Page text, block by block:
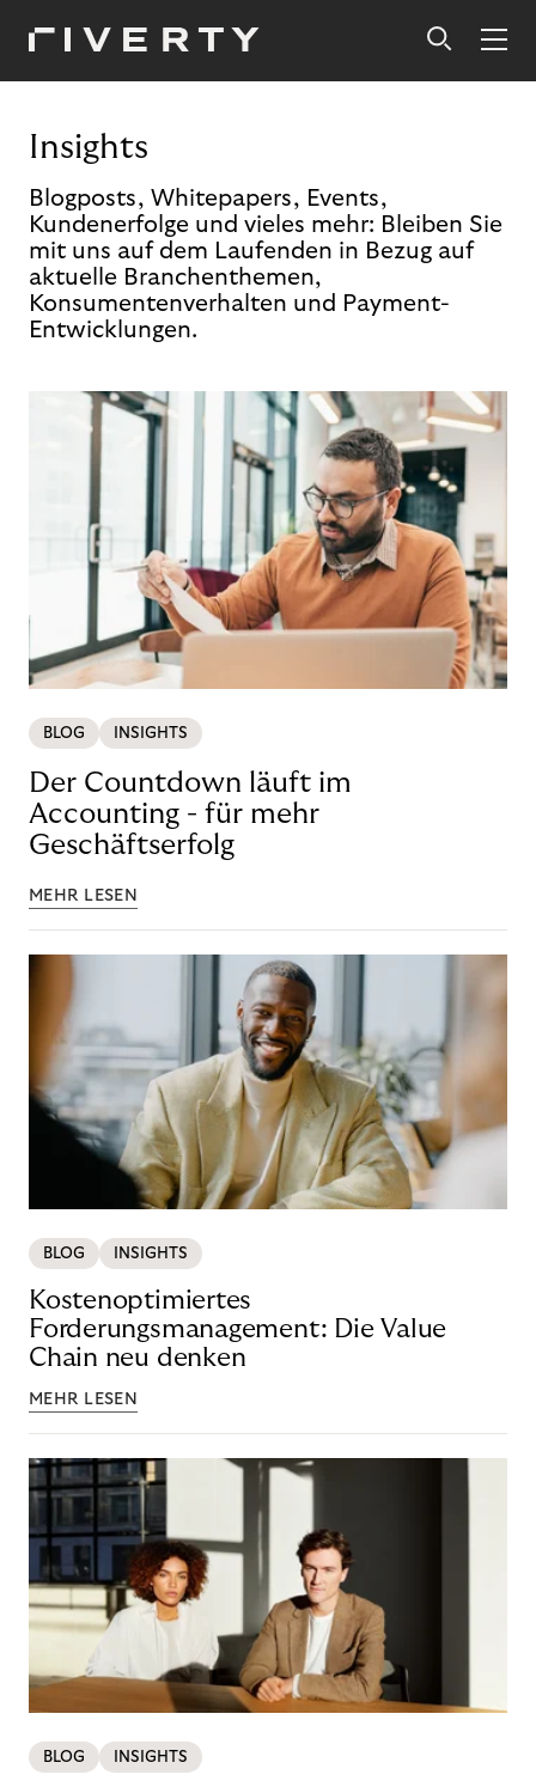
Insights
Blogposts, Whitepapers, Events,
Kundenerfolge und vieles mehr: Bleiben Sie
mit uns auf dem Laufenden in Bezug auf
aktuelle Branchenthemen,
Konsumentenverhalten und Payment-
Entwicklungen.
BLOG INSIGHTS
Der Countdown läuft im
Accounting - für mehr
Geschäftserfolg
MEHR LESEN
BLOG INSIGHTS
Kostenoptimiertes
Forderungsmanagement: Die Value
Chain neu denken
MEHR LESEN
BLOG INSIGHTS